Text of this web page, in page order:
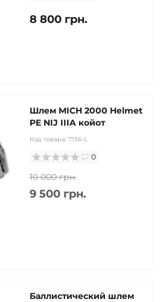
8 800 грн.
Шлем MICH 2000 Helmet
PE NIJ IIIA койот
Код товара: 7136-L
0
10 000 грн.
9 500 грн.
Баллистический шлем